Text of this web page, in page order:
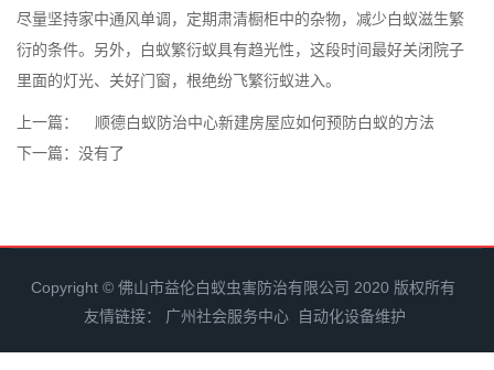
尽量坚持家中通风单调，定期肃清橱柜中的杂物，减少白蚁滋生繁
衍的条件。另外，白蚁繁衍蚁具有趋光性，这段时间最好关闭院子
里面的灯光、关好门窗，根绝纷飞繁衍蚁进入。
上一篇：
顺德白蚁防治中心新建房屋应如何预防白蚁的方法
下一篇：没有了
Copyright © 佛山市益伦白蚁虫害防治有限公司 2020 版权所有
友情链接：
广州社会服务中心 自动化设备维护